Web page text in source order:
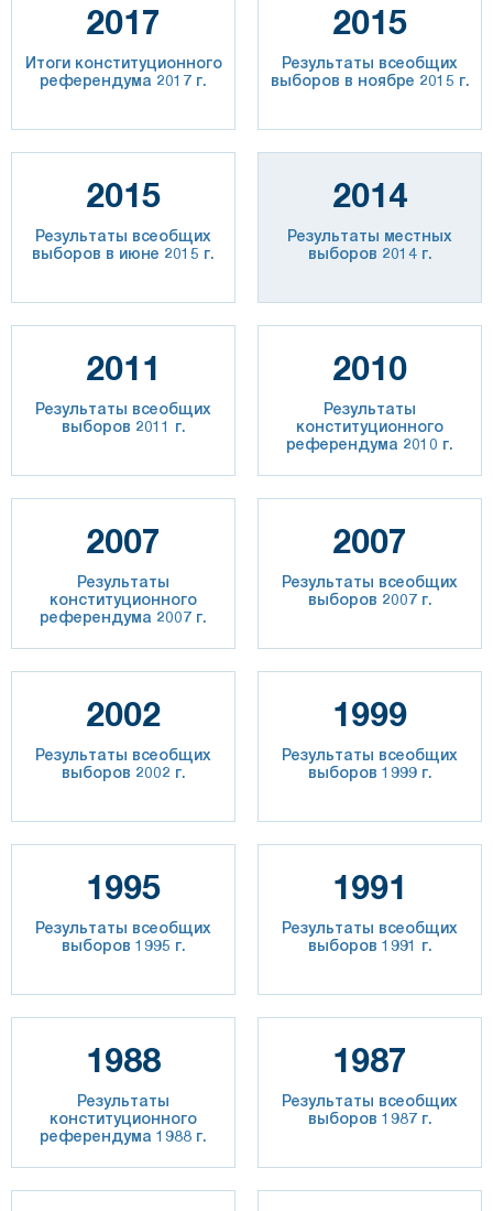
2017
Итоги конституционного
референдума 2017 г.
2015
Результаты всеобщих
выборов в ноябре 2015 г.
2015
Результаты всеобщих
выборов в июне 2015 г.
2014
Результаты местных
выборов 2014 г.
2011
Результаты всеобщих
выборов 2011 г.
2010
Результаты
конституционного
референдума 2010 г.
2007
Результаты
конституционного
референдума 2007 г.
2007
Результаты всеобщих
выборов 2007 г.
2002
Результаты всеобщих
выборов 2002 г.
1999
Результаты всеобщих
выборов 1999 г.
1995
Результаты всеобщих
выборов 1995 г.
1991
Результаты всеобщих
выборов 1991 г.
1988
Результаты
конституционного
референдума 1988 г.
1987
Результаты всеобщих
выборов 1987 г.